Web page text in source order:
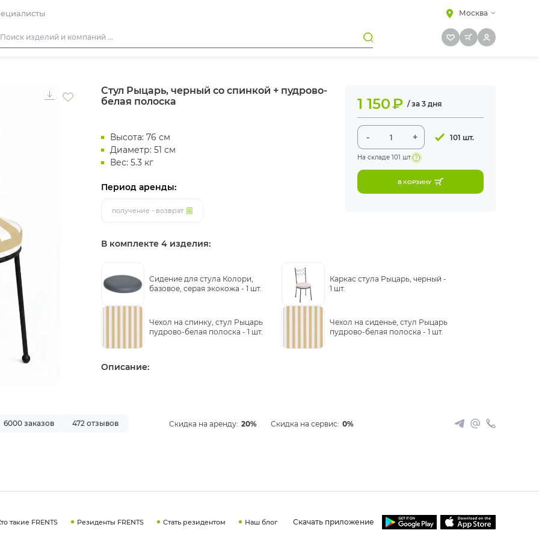
Москва
Стул Рыцарь, черный со спинкой + пудрово-
белая полоска
Высота: 76 см
Диаметр: 51 см
Вес: 5.3 кг
Период аренды:
получение - возврат
1 150₽ / за 3 дня
- + 101 шт.
На складе 101 шт
В КОРЗИНУ
В комплекте 4 изделия:
Сидение для стула Колори,
базовое, серая экокожа - 1 шт.
Каркас стула Рыцарь, черный -
1 шт.
Чехол на спинку, стул Рыцарь
пудрово-белая полоска - 1 шт.
Чехол на сиденье, стул Рыцарь
пудрово-белая полоска - 1 шт.
Описание:
6000 заказов 472 отзывов Скидка на аренду: 20% Скидка на сервис: 0%
такие FRENTS Резиденты FRENTS Стать резидентом Наш блог Скачать приложение